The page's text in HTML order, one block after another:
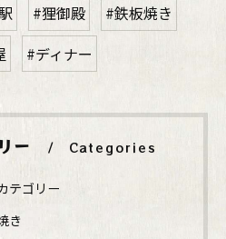
#狸御殿
#鉄板焼き
#ディナー
ー Categories
テゴリー
き